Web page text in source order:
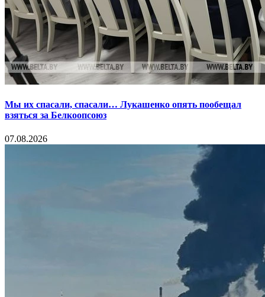
Мы их спасали, спасали… Лукашенко опять пообещал
взяться за Белкоопсоюз
07.08.2026